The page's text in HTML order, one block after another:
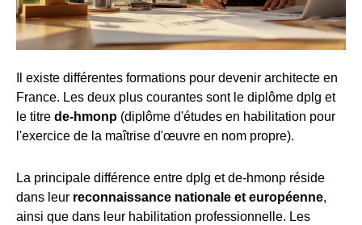
Il existe différentes formations pour devenir architecte en
France. Les deux plus courantes sont le diplôme dplg et
le titre de-hmonp (diplôme d'études en habilitation pour
l'exercice de la maîtrise d'œuvre en nom propre).
La principale différence entre dplg et de-hmonp réside
dans leur reconnaissance nationale et européenne,
ainsi que dans leur habilitation professionnelle. Les